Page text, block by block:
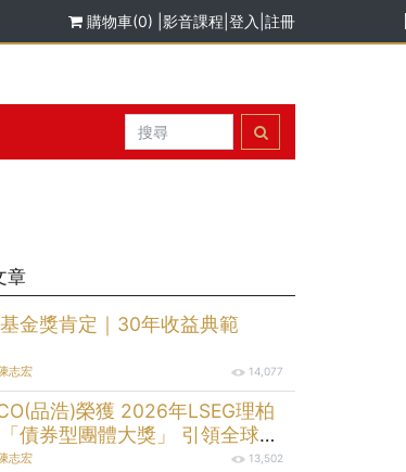
購物車(0) 影音課程 登入 註冊
章
金獎肯定｜30年收益典範
志宏 14,077
品浩)榮獲 2026年LSEG理柏
債券型團體大獎」 引領全球固
投資逾半世紀的投資實力
志宏 13,502